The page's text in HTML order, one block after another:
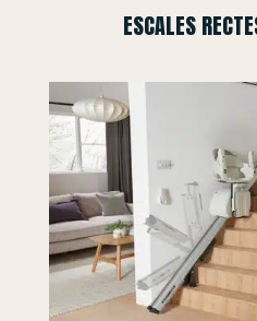
ESCALES